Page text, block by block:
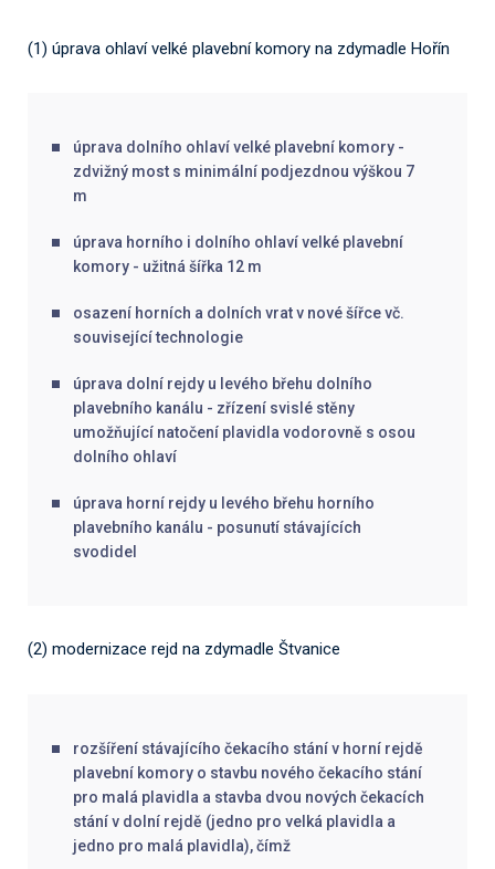
(1) úprava ohlaví velké plavební komory na zdymadle Hořín
úprava dolního ohlaví velké plavební komory -
zdvižný most s minimální podjezdnou výškou 7
m
úprava horního i dolního ohlaví velké plavební
komory - užitná šířka 12 m
osazení horních a dolních vrat v nové šířce vč.
související technologie
úprava dolní rejdy u levého břehu dolního
plavebního kanálu - zřízení svislé stěny
umožňující natočení plavidla vodorovně s osou
dolního ohlaví
úprava horní rejdy u levého břehu horního
plavebního kanálu - posunutí stávajících
svodidel
(2) modernizace rejd na zdymadle Štvanice
rozšíření stávajícího čekacího stání v horní rejdě
plavební komory o stavbu nového čekacího stání
pro malá plavidla a stavba dvou nových čekacích
stání v dolní rejdě (jedno pro velká plavidla a
jedno pro malá plavidla), čímž